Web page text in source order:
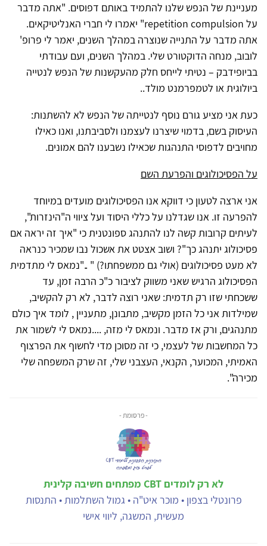
מעניינת של הנפש שלנו להתמיד באותם דפוסים. "אתה מדבר
על repetition compulsion" יאמרו לי חברי האנליטיקאים.
אתה מדבר על התנייה שנוצרה במהלך השנים, יאמר לי פרופ'
לובוב, מנחה הדוקטורט שלי. במהלך השנים, ועם עבודתי
בביופידבק – נטיתי לייחס חלק מהעקשנות של הנפש לנטייה
ביולוגית או לטמפרמנט מולד..
כעת אני מציע גורם נוסף לנטייתה של הנפש לא להשתנות:
העיסוק בשם, בדמוי שיצרנו לעצמנו ולסביבתנו, ואנו כאילו
מחויבים לדפוסי התנהגות שכאילו נשבענו להם אמונים.
על הפסיכולוגים והפרעת השם
אני ארצה לטעון כי דווקא אנו הפסיכולוגים מועדים במיוחד
להפרעה זו. אנו שגדלנו על כללי היסוד ועל ציווי ה"הינזרות",
לעיתים קרובות קשה לנו להתנהג ספונטנית כי "איך זה יראה אם
פסיכולוג יתנהג כך"? ושוב אצטט את אשכול נבו שמכיר כנראה
לא מעט פסיכולוגים (אולי גם ממשפחתו?) " .."נמאס לי מתדמית
הפסיכולוג הרגיש שאני משווק לציבור כ"כ הרבה זמן, עד
ששכחתי שזו רק תדמית: שאני רוצה לדבר, לא רק להקשיב,
שמילדות אני כל הזמן מקשיב, מתבונן, מתעניין , לומד איך כולם
מתנהגים, ורק אז מדבר. ונמאס לי מזה, ....נמאס לי לשמור את
כל המחשבות של לעצמי, כי זה מסוכן מדי לחשוף את הפרצוף
האמיתי, המכוער, הקנאי, העצבני שלי, זה שרק המשפחה שלי
מכירה".
- פרסומת -
לא רק לומדים CBT מפתחים חשיבה קלינית
פרונטלי בצפון • מוכר איט"ה • גמול השתלמות • התנסות
מעשית, המשגה, ליווי אישי